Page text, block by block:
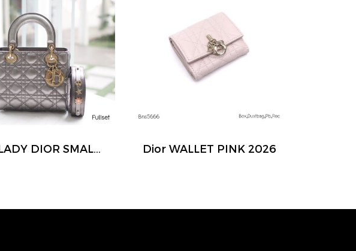
Dior WALLET PINK 2026